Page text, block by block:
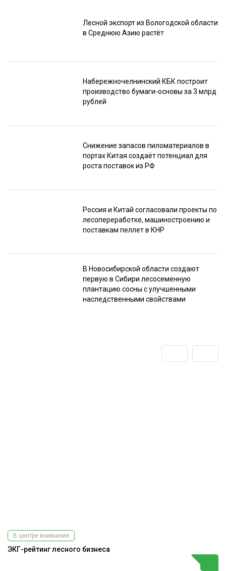
Лесной экспорт из Вологодской области
в Среднюю Азию растёт
Набережночелнинский КБК построит
производство бумаги-основы за 3 млрд
рублей
Снижение запасов пиломатериалов в
портах Китая создаёт потенциал для
роста поставок из РФ
Россия и Китай согласовали проекты по
лесопереработке, машиностроению и
поставкам пеллет в КНР
В Новосибирской области создают
первую в Сибири лесосеменную
плантацию сосны с улучшенными
наследственными свойствами
В центре внимания
ЭКГ-рейтинг лесного бизнеса